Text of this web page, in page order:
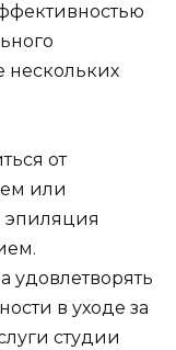
нескольких
от
или
эпиляция
удовлетворять
в уходе за
студии